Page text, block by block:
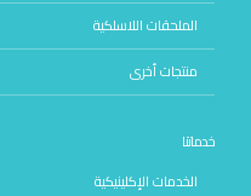
الملحقات اللاسلكية
منتجات أخرى
خدماتنا
الخدمات الإكلينيكية